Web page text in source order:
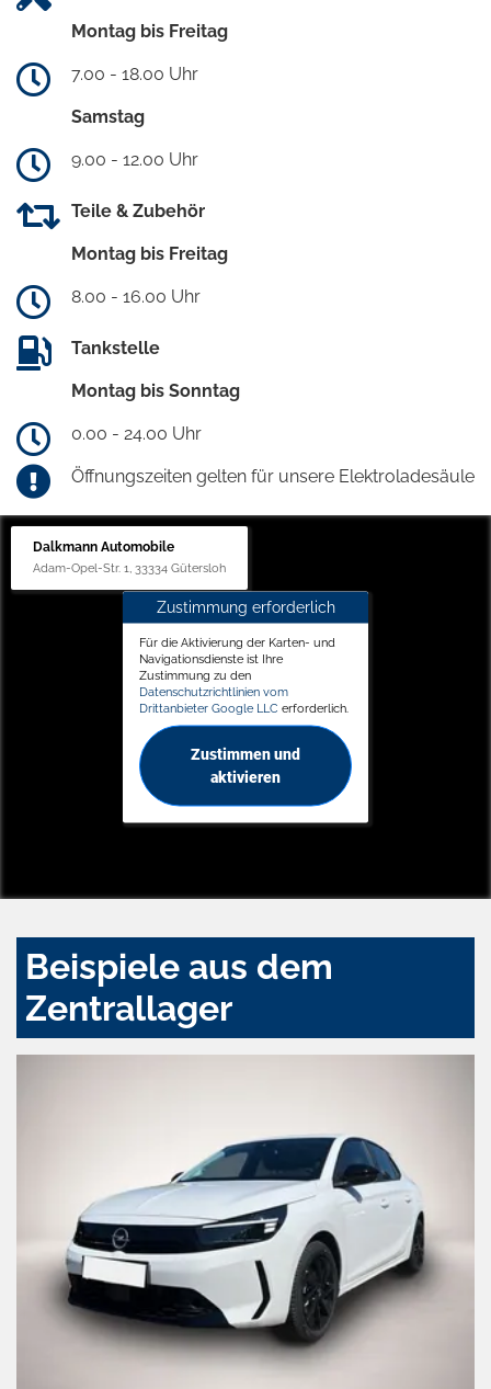
Montag bis Freitag
7.00 - 18.00 Uhr
Samstag
9.00 - 12.00 Uhr
Teile & Zubehör
Montag bis Freitag
8.00 - 16.00 Uhr
Tankstelle
Montag bis Sonntag
0.00 - 24.00 Uhr
Öffnungszeiten gelten für unsere Elektroladesäule
Dalkmann Automobile
Adam-Opel-Str. 1, 33334 Gütersloh
Zustimmung erforderlich
Für die Aktivierung der Karten- und
Navigationsdienste ist Ihre
Zustimmung zu den
Datenschutzrichtlinien vom
Drittanbieter Google LLC erforderlich.
Zustimmen und
aktivieren
Beispiele aus dem
Zentrallager